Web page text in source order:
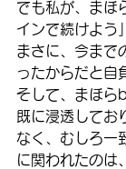
でも私が、まほ
インで続けよう
まさに、今まで
ったからだと自
そして、まほら
既に浸透してお
なく、むしろ一
に関われたのは